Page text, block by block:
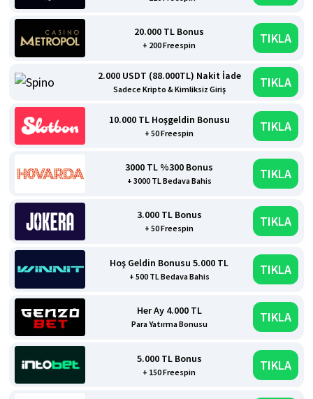
20.000 TL Bonus
+ 200 Freespin TIKLA
2.000 USDT (88.000TL) Nakit İade
Sadece Kripto & Kimliksiz Giriş TIKLA
10.000 TL Hoşgeldin Bonusu
+ 50 Freespin TIKLA
3000 TL %300 Bonus
+ 3000 TL Bedava Bahis TIKLA
3.000 TL Bonus
+ 50 Freespin TIKLA
Hoş Geldin Bonusu 5.000 TL
+ 500 TL Bedava Bahis TIKLA
Her Ay 4.000 TL
Para Yatırma Bonusu TIKLA
5.000 TL Bonus
+ 150 Freespin TIKLA